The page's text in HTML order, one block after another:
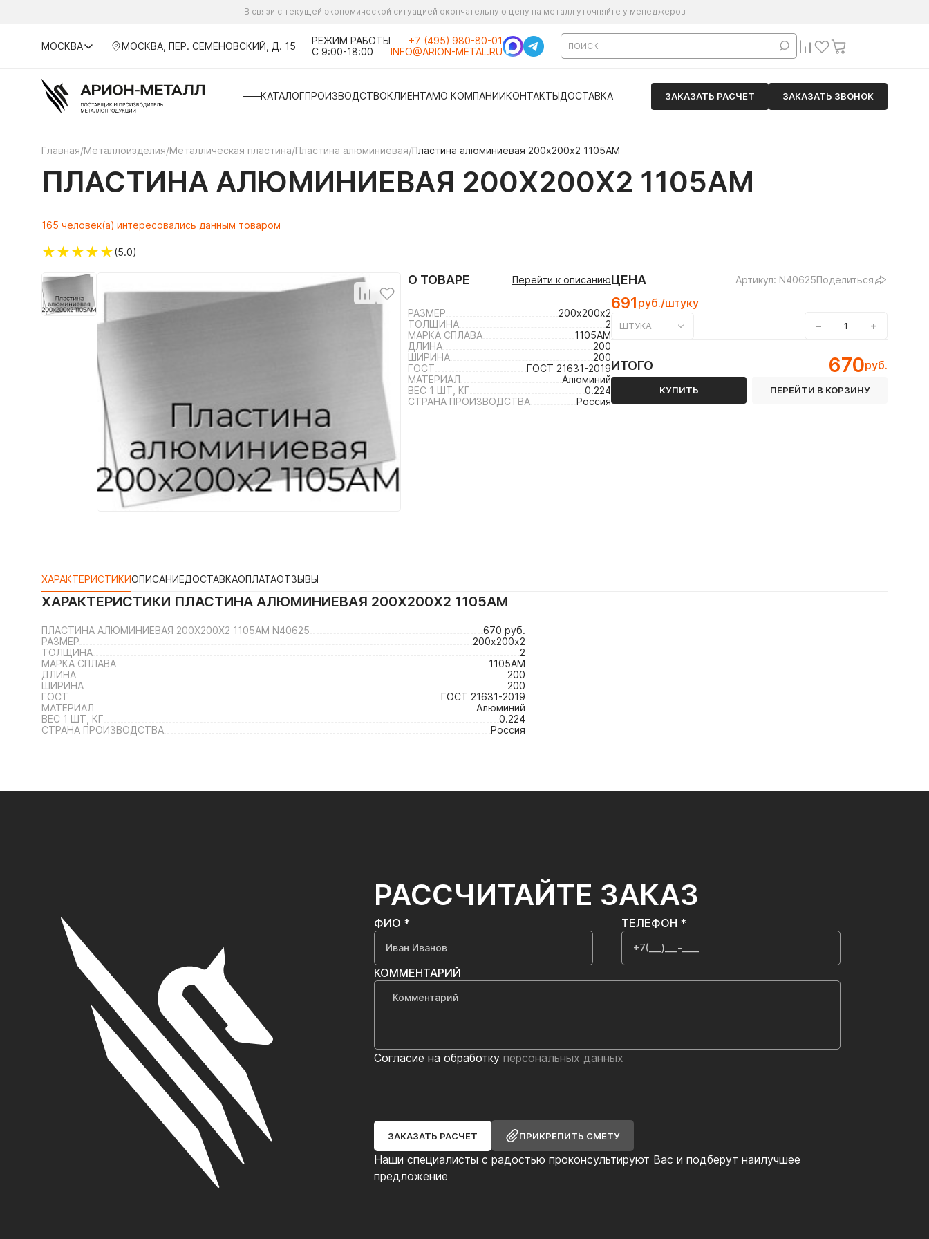
В связи с текущей экономической ситуацией окончательную цену на металл уточняйте у менеджеров
МОСКВА МОСКВА, ПЕР. СЕМЁНОВСКИЙ, Д. 15
РЕЖИМ РАБОТЫ
С 9:00-18:00
+7 (495) 980-80-01
INFO@ARION-METAL.RU
КАТАЛОГПРОИЗВОДСТВОКЛИЕНТАМО КОМПАНИИКОНТАКТЫДОСТАВКА ЗАКАЗАТЬ РАСЧЕТ ЗАКАЗАТЬ ЗВОНОК
Главная/Металлоизделия/Металлическая пластина/Пластина алюминиевая/Пластина алюминиевая 200х200х2 1105АМ
ПЛАСТИНА АЛЮМИНИЕВАЯ 200Х200Х2 1105АМ
165 человек(а) интересовались данным товаром
★★★★★(5.0)
О ТОВАРЕ Перейти к описанию
РАЗМЕР
200х200х2
ТОЛЩИНА
2
МАРКА СПЛАВА
1105АМ
ДЛИНА
200
ШИРИНА
200
ГОСТ
ГОСТ 21631-2019
МАТЕРИАЛ
Алюминий
ВЕС 1 ШТ, КГ
0.224
СТРАНА ПРОИЗВОДСТВА
Россия
ЦЕНА Артикул: N40625Поделиться
691 руб./штуку
ШТУКА − +
ИТОГО 670руб.
КУПИТЬ ПЕРЕЙТИ В КОРЗИНУ
ХАРАКТЕРИСТИКИОПИСАНИЕДОСТАВКАОПЛАТАОТЗЫВЫ
ХАРАКТЕРИСТИКИ ПЛАСТИНА АЛЮМИНИЕВАЯ 200Х200Х2 1105АМ
ПЛАСТИНА АЛЮМИНИЕВАЯ 200Х200Х2 1105АМ N40625
670 руб.
РАЗМЕР
200х200х2
ТОЛЩИНА
2
МАРКА СПЛАВА
1105АМ
ДЛИНА
200
ШИРИНА
200
ГОСТ
ГОСТ 21631-2019
МАТЕРИАЛ
Алюминий
ВЕС 1 ШТ, КГ
0.224
СТРАНА ПРОИЗВОДСТВА
Россия
РАССЧИТАЙТЕ ЗАКАЗ
Наши специалисты с радостью проконсультируют Вас и подберут наилучшее
предложение
ФИО * ТЕЛЕФОН *
КОММЕНТАРИЙ
Согласие на обработку персональных данных
ЗАКАЗАТЬ РАСЧЕТ ПРИКРЕПИТЬ СМЕТУ